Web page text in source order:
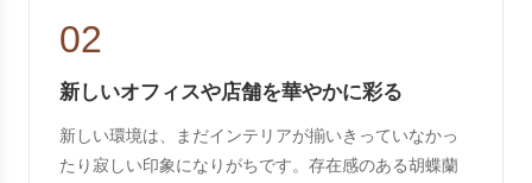
02
新しいオフィスや店舗を華やかに彩る
新しい環境は、まだインテリアが揃いきっていなかっ
たり寂しい印象になりがちです。存在感のある胡蝶蘭